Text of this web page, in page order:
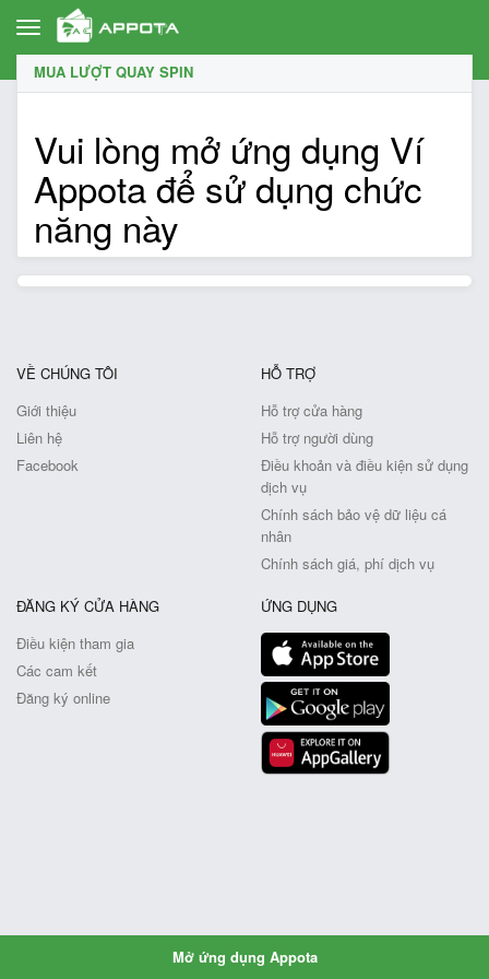
Toggle
navigation
MUA LƯỢT QUAY SPIN
Vui lòng mở ứng dụng Ví
Appota để sử dụng chức
năng này
Mở ứng dụng Appota
VỀ CHÚNG TÔI
Giới thiệu
Liên hệ
Facebook
HỖ TRỢ
Hỗ trợ cửa hàng
Hỗ trợ người dùng
Điều khoản và điều kiện sử dụng
dịch vụ
Chính sách bảo vệ dữ liệu cá
nhân
Chính sách giá, phí dịch vụ
ĐĂNG KÝ CỬA HÀNG
Điều kiện tham gia
Các cam kết
Đăng ký online
ỨNG DỤNG